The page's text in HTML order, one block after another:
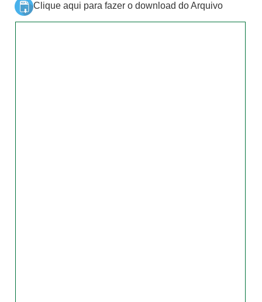
Clique aqui para fazer o download do Arquivo